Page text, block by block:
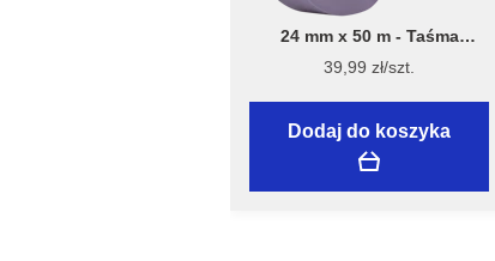
24 mm x 50 m - Taśma
Malarska Speciality Sensitive
Surfaces - Flügger
39,99 zł/szt.
Dodaj do koszyka